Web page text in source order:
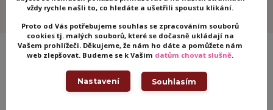
vždy rychle našli to, co hledáte a ušetřili spoustu klikání.
Proto od Vás potřebujeme souhlas se zpracováním souborů
cookies tj. malých souborů, které se dočasně ukládají na
Vašem prohlížeči. Děkujeme, že nám ho dáte a pomůžete nám
web zlepšovat. Budeme se k Vašim datům chovat slušně.
Nastavení Souhlasím